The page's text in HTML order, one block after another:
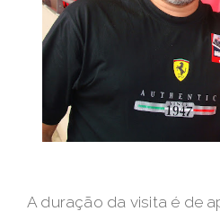
A duração da visita é de